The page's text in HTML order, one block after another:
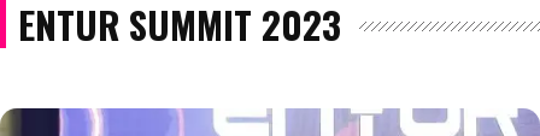
ENTUR SUMMIT 2023